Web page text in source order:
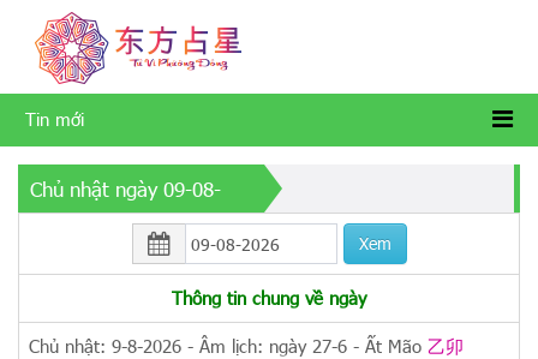
Tin mới
Chủ nhật ngày 09-08-
Xem
Thông tin chung về ngày
Chủ nhật: 9-8-2026 - Âm lịch: ngày 27-6 - Ất Mão 乙卯